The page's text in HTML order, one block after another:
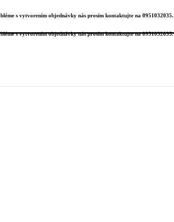
s vytvorením objednávky nás prosím kontaktujte na 0951032035.
s vytvorením objednávky nás prosím kontaktujte na 0951032035.